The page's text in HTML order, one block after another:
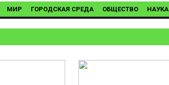
МИР ГОРОДСКАЯ СРЕДА ОБЩЕСТВО НАУКА